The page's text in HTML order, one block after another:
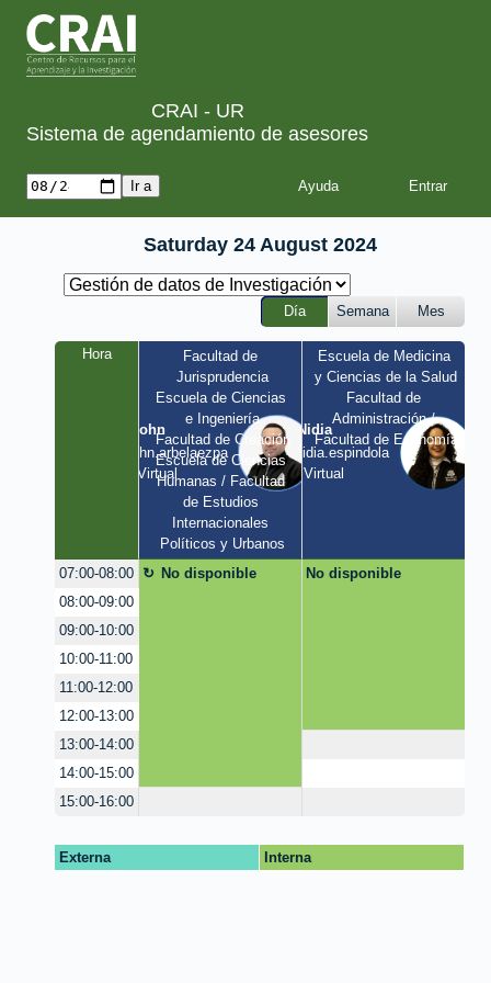
CRAI - UR
Sistema de agendamiento de asesores
Ayuda
Saturday 24 August 2024
Día Semana Mes
Hora
John
john.arbelaezpa
/ Virtual
Facultad de
Jurisprudencia
Escuela de Ciencias
e Ingeniería
Facultad de Creación
Escuela de Ciencias
Humanas / Facultad
de Estudios
Internacionales
Políticos y Urbanos
Nidia
nidia.espindola
/ Virtual
Escuela de Medicina
y Ciencias de la Salud
Facultad de
Administración /
Facultad de Economía
07:00-08:00 No disponible
No disponible
08:00-09:00
09:00-10:00
10:00-11:00
11:00-12:00
12:00-13:00
13:00-14:00
14:00-15:00
15:00-16:00
Externa Interna